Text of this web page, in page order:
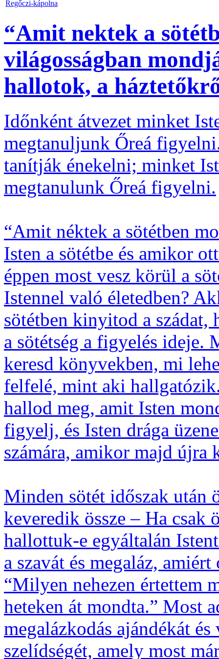
Regőczi-kápolna
“Amit nektek a
világosságban
hallotok, a
Időnként átvezet minket
megtanuljunk Őreá
tanítják énekelni; minket
megtanulunk Őreá figyelni.
“Amit néktek a sötétben
Isten a sötétbe és amikor
éppen most vesz körül a
Istennel való életedben?
sötétben kinyitod a szádat,
a sötétség a figyelés ideje.
keresd könyvekben, mi
felfelé, mint aki
hallod meg, amit Isten
figyelj, és Isten drága
számára, amikor majd újra
Minden sötét időszak után
keveredik össze – Ha csak
hallottuk-e egyáltalán
a szavát és megaláz,
“Milyen nehezen értettem
heteken át mondta.” Most
megalázkodás ajándékát
szelídségét, amely most